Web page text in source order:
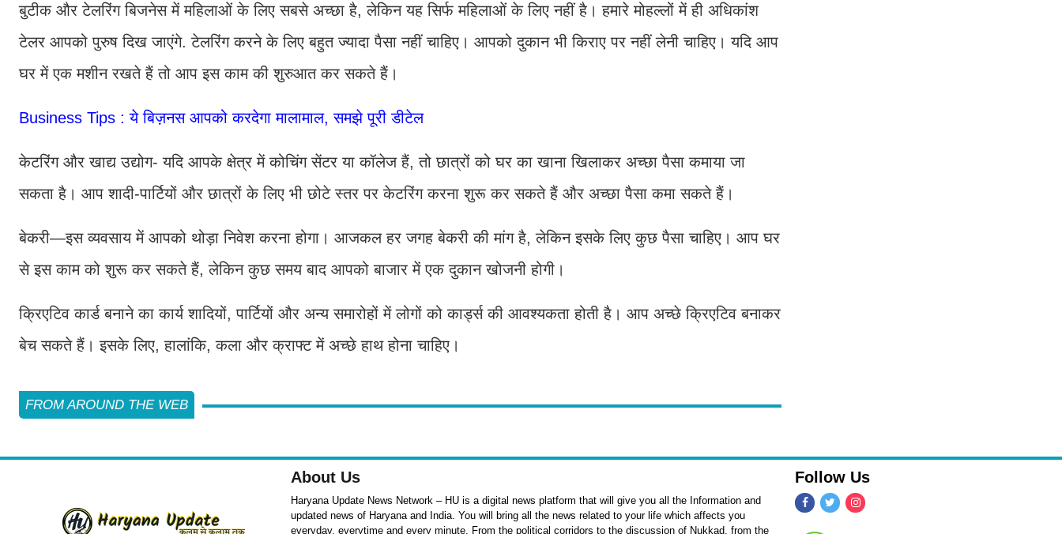
बुटीक और टेलरिंग बिजनेस में महिलाओं के लिए सबसे अच्छा है, लेकिन यह सिर्फ महिलाओं के लिए नहीं है। हमारे मोहल्लों में ही अधिकांश
टेलर आपको पुरुष दिख जाएंगे. टेलरिंग करने के लिए बहुत ज्यादा पैसा नहीं चाहिए। आपको दुकान भी किराए पर नहीं लेनी चाहिए। यदि आप
घर में एक मशीन रखते हैं तो आप इस काम की शुरुआत कर सकते हैं।
Business Tips : ये बिज़नस आपको करदेगा मालामाल, समझे पूरी डीटेल
केटरिंग और खाद्य उद्योग- यदि आपके क्षेत्र में कोचिंग सेंटर या कॉलेज हैं, तो छात्रों को घर का खाना खिलाकर अच्छा पैसा कमाया जा
सकता है। आप शादी-पार्टियों और छात्रों के लिए भी छोटे स्तर पर केटरिंग करना शुरू कर सकते हैं और अच्छा पैसा कमा सकते हैं।
बेकरी—इस व्यवसाय में आपको थोड़ा निवेश करना होगा। आजकल हर जगह बेकरी की मांग है, लेकिन इसके लिए कुछ पैसा चाहिए। आप घर
से इस काम को शुरू कर सकते हैं, लेकिन कुछ समय बाद आपको बाजार में एक दुकान खोजनी होगी।
क्रिएटिव कार्ड बनाने का कार्य शादियों, पार्टियों और अन्य समारोहों में लोगों को कार्ड्स की आवश्यकता होती है। आप अच्छे क्रिएटिव बनाकर
बेच सकते हैं। इसके लिए, हालांकि, कला और क्राफ्ट में अच्छे हाथ होना चाहिए।
FROM AROUND THE WEB
About Us
Haryana Update News Network – HU is a digital news platform that will give you all the Information and
updated news of Haryana and India. You will bring all the news related to your life which affects you
everyday, everytime and every minute. From the political corridors to the discussion of Nukkad, from the
Follow Us